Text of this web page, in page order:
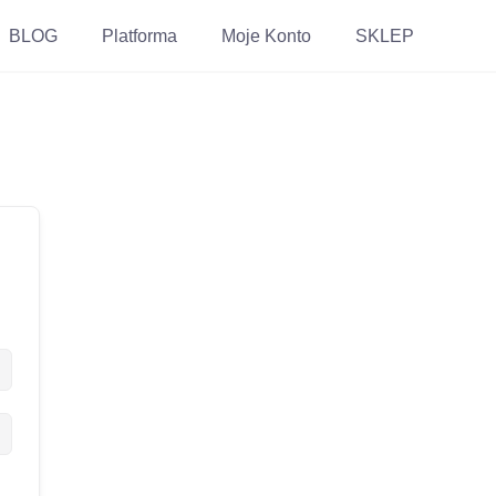
BLOG Platforma Moje Konto SKLEP